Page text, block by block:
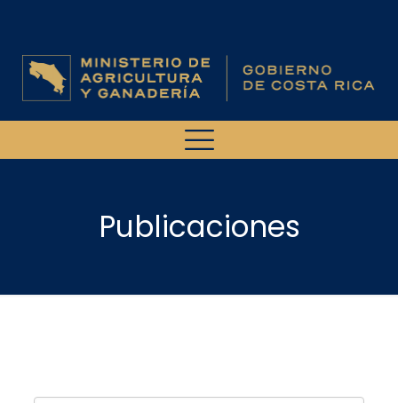
Publicaciones